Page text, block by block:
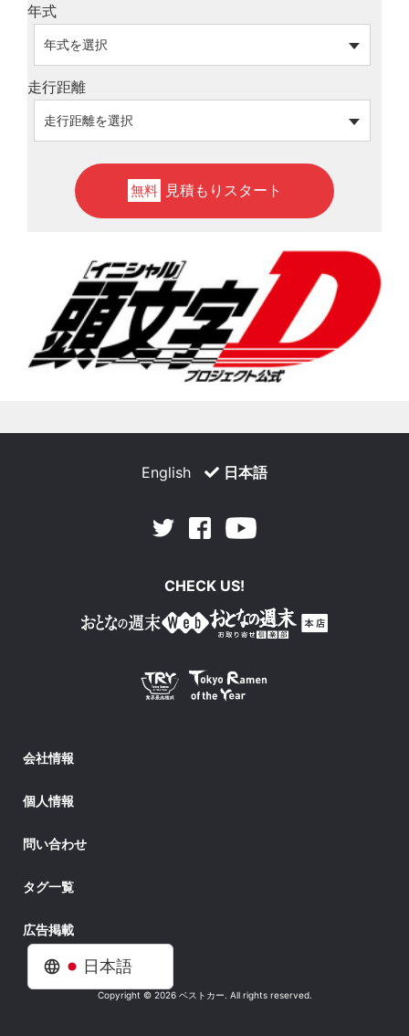
日本語
年式
走行距離
無料 見積もりスタート
English 日本語
Twitter Facebook
CHECK US!
会社情報
個人情報
問い合わせ
タグ一覧
広告掲載
Copyright © 2026 ベストカー. All rights reserved.